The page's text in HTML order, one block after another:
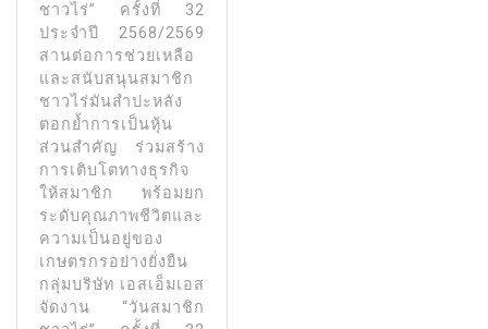
ชาวไร่” ครั้งที่ 32
ประจำปี 2568/2569
สานต่อการช่วยเหลือ
และสนับสนุนสมาชิก
ชาวไร่มันสำปะหลัง
ตอกย้ำการเป็นหุ้น
ส่วนสำคัญ ร่วมสร้าง
การเติบโตทางธุรกิจ
ให้สมาชิก พร้อมยก
ระดับคุณภาพชีวิตและ
ความเป็นอยู่ของ
เกษตรกรอย่างยั่งยืน
กลุ่มบริษัท เอสเอ็มเอส
จัดงาน “วันสมาชิก